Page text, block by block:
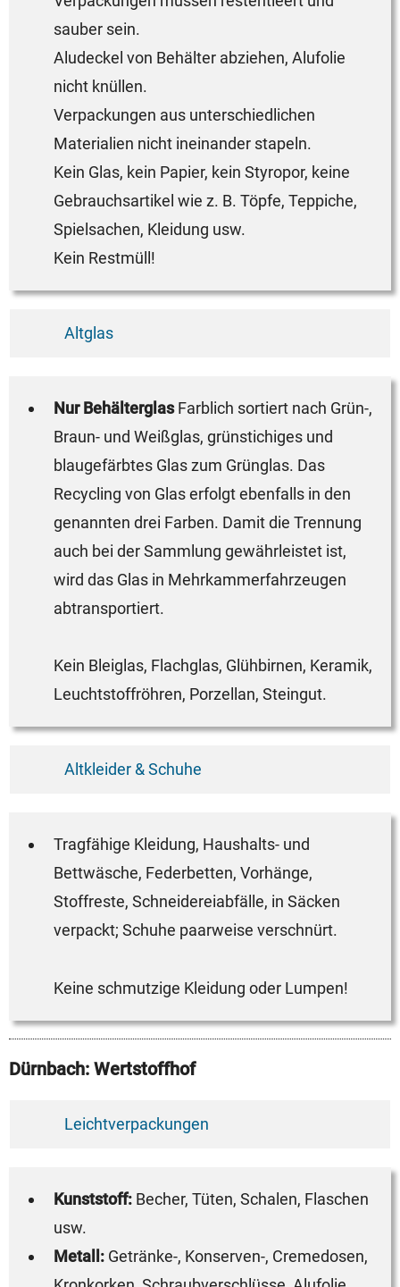
sauber sein.
Aludeckel von Behälter abziehen, Alufolie
nicht knüllen.
Verpackungen aus unterschiedlichen
Materialien nicht ineinander stapeln.
Kein Glas, kein Papier, kein Styropor, keine
Gebrauchsartikel wie z. B. Töpfe, Teppiche,
Spielsachen, Kleidung usw.
Kein Restmüll!
Altglas
Nur BehälterglasFarblich sortiert nach Grün-,
Braun- und Weißglas, grünstichiges und
blaugefärbtes Glas zum Grünglas. Das
Recycling von Glas erfolgt ebenfalls in den
genannten drei Farben. Damit die Trennung
auch bei der Sammlung gewährleistet ist,
wird das Glas in Mehrkammerfahrzeugen
abtransportiert.
Kein Bleiglas, Flachglas, Glühbirnen, Keramik,
Leuchtstoffröhren, Porzellan, Steingut.
Altkleider & Schuhe
Tragfähige Kleidung, Haushalts- und
Bettwäsche, Federbetten, Vorhänge,
Stoffreste, Schneidereiabfälle, in Säcken
verpackt; Schuhe paarweise verschnürt.
Keine schmutzige Kleidung oder Lumpen!
Dürnbach: Wertstoffhof
Leichtverpackungen
Kunststoff: Becher, Tüten, Schalen, Flaschen
usw.
Metall: Getränke-, Konserven-, Cremedosen,